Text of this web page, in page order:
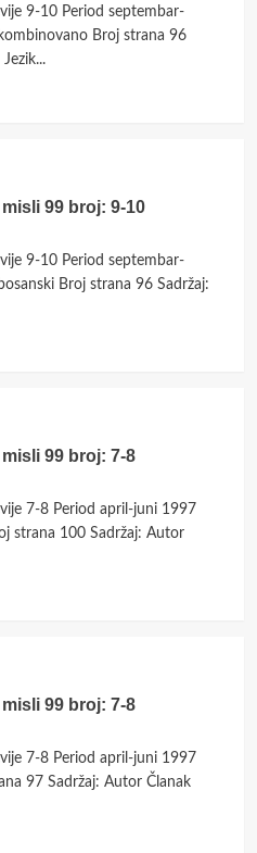
9-10 Period septembar-
Broj strana 96
99 broj: 9-10
9-10 Period septembar-
Broj strana 96 Sadržaj:
99 broj: 7-8
7-8 Period april-juni 1997
strana 100 Sadržaj: Autor
99 broj: 7-8
7-8 Period april-juni 1997
97 Sadržaj: Autor Članak